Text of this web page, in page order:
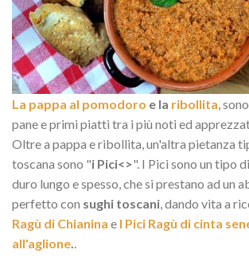
La pappa al pomodoro e la ribollita,
pane e primi piatti tra i più noti ed
Oltre a pappa e ribollita, un'altra pietanza
toscana sono "i Pici<>". I Pici sono un tipo
duro lungo e spesso, che si prestano ad un
perfetto con sughi toscani, dando vita a
Ragù di Chianina e I Pici Ragù di cinta
all'aglione..